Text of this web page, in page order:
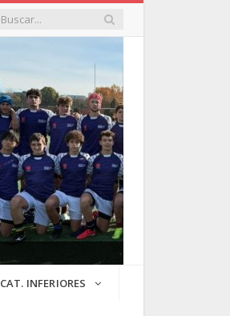
CAT. INFERIORES